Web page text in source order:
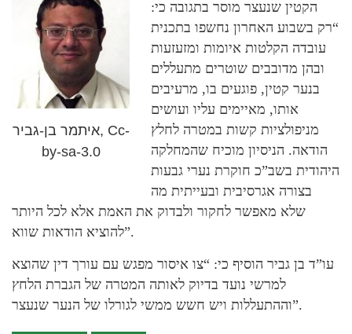
איתמר בן-גביר, Cc-
by-sa-3.0
הקטין שנעצר מוסר בתגובה כי:
“רק בשבוע האחרון נחשפו בתכנית
עובדה הקלטות איומות ומזעזעות
ובהן מדובבים שוטרים מתעללים
בנער קטין, פוגעים בו, מרעיבים
אותו, מאיימים עליו ועושים
מניפולציות קשות במטרה לחלץ
הודאה. הניסיון מוכיח שהמחלקה
היהודית בשב”כ חוקרת נערי גבעות
בצורה אגרסיבית ובעייתית מה
שלא מאפשר לחקור ולבדוק את האמת אלא לכל היותר
להוציא הודאות שווא”.
עו”ד בן גביר הוסיף כי: “צו איסור מפגש עם עורך דין שהוצא
למרשי נועד בדיוק לאותה המטרה של הגברת הלחץ
וההתעללות ויש חשש ממשי לגורלו של הנער שנעצר”.